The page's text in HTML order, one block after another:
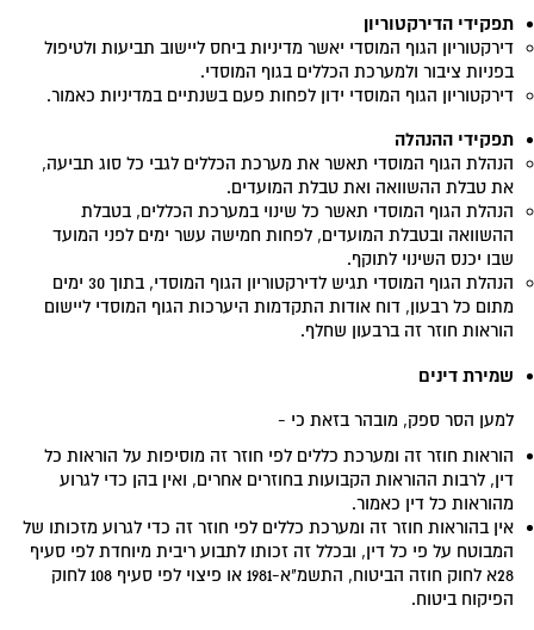
תפקידי הדירקטוריון
דירקטוריון הגוף המוסדי יאשר מדיניות ביחס ליישוב תביעות ולטיפול
בפניות ציבור ולמערכת הכללים בגוף המוסדי.
דירקטוריון הגוף המוסדי ידון לפחות פעם בשנתיים במדיניות כאמור.
תפקידי ההנהלה
הנהלת הגוף המוסדי תאשר את מערכת הכללים לגבי כל סוג תביעה,
את טבלת ההשוואה ואת טבלת המועדים.
הנהלת הגוף המוסדי תאשר כל שינוי במערכת הכללים, בטבלת
ההשוואה ובטבלת המועדים, לפחות חמישה עשר ימים לפני המועד
שבו יכנס השינוי לתוקף.
הנהלת הגוף המוסדי תגיש לדירקטוריון הגוף המוסדי, בתוך 30 ימים
מתום כל רבעון, דוח אודות התקדמות היערכות הגוף המוסדי ליישום
הוראות חוזר זה ברבעון שחלף.
שמירת דינים
למען הסר ספק, מובהר בזאת כי -
הוראות חוזר זה ומערכת כללים לפי חוזר זה מוסיפות על הוראות כל
דין, לרבות ההוראות הקבועות בחוזרים אחרים, ואין בהן כדי לגרוע
מהוראות כל דין כאמור.
אין בהוראות חוזר זה ומערכת כללים לפי חוזר זה כדי לגרוע מזכותו של
המבוטח על פי כל דין, ובכלל זה זכותו לתבוע ריבית מיוחדת לפי סעיף
28א לחוק חוזה הביטוח, התשמ"א-1981 או פיצוי לפי סעיף 108 לחוק
הפיקוח ביטוח.